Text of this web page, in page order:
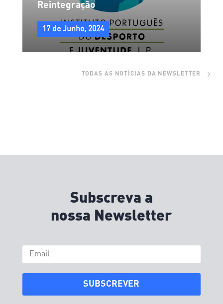
Reintegração
17 de Junho, 2024
TODAS AS NOTÍCIAS DA NEWSLETTER
Subscreva a
nossa Newsletter
SUBSCREVER